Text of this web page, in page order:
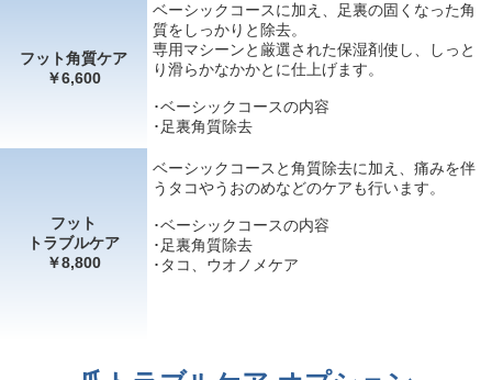
フット角質ケア
￥6,600
ベーシックコースに加え、足裏の固くなった角
質をしっかりと除去。
専用マシーンと厳選された保湿剤使し、しっと
り滑らかなかかとに仕上げます。
･ベーシックコースの内容
･足裏角質除去
フット
トラブルケア
￥8,800
ベーシックコースと角質除去に加え、痛みを伴
うタコやうおのめなどのケアも行います。
･ベーシックコースの内容
･足裏角質除去
･タコ、ウオノメケア